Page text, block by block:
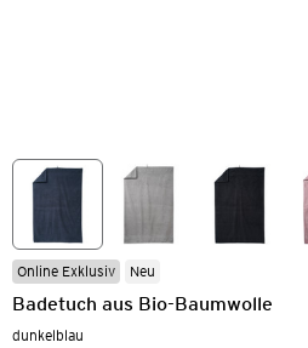
Online Exklusiv Neu
Badetuch aus Bio-Baumwolle
dunkelblau